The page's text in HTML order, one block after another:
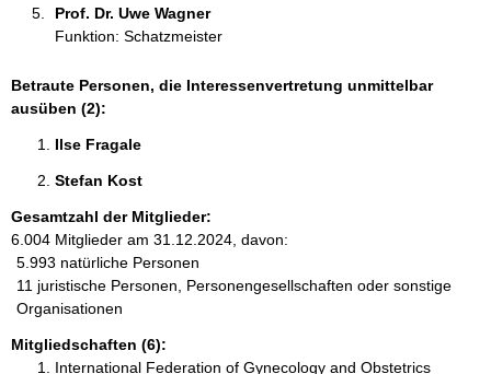
Prof. Dr. Uwe Wagner
Funktion: Schatzmeister
Betraute Personen, die Interessenvertretung unmittelbar
ausüben (2):
Ilse Fragale
Stefan Kost
Gesamtzahl der Mitglieder:
6.004 Mitglieder am 31.12.2024, davon:
5.993 natürliche Personen
11 juristische Personen, Personengesellschaften oder sonstige
Organisationen
Mitgliedschaften (6):
International Federation of Gynecology and Obstetrics